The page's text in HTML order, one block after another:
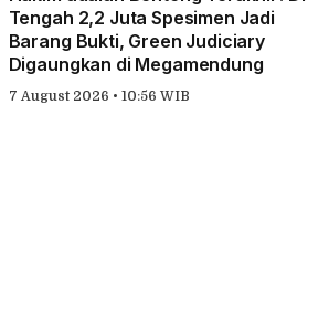
Tengah 2,2 Juta Spesimen Jadi
Barang Bukti, Green Judiciary
Digaungkan di Megamendung
7 August 2026 • 10:56 WIB